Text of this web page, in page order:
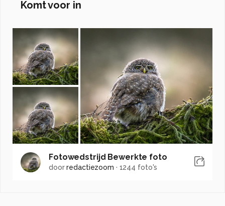
Komt voor in
Fotowedstrijd Bewerkte foto
doorredactiezoom · 1244 foto's